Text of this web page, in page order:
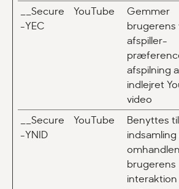
__Secure
-YEC
YouTube
Gemmer
brugerens
afspiller-
afspilning
indlejret
video
__Secure
-YNID
YouTube
Benyttes til
indsamling
brugerens
interaktion